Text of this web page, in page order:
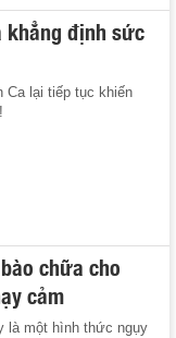
khẳng định sức
Ca lại tiếp tục khiến
chữa cho
cảm
là một hình thức ngụy